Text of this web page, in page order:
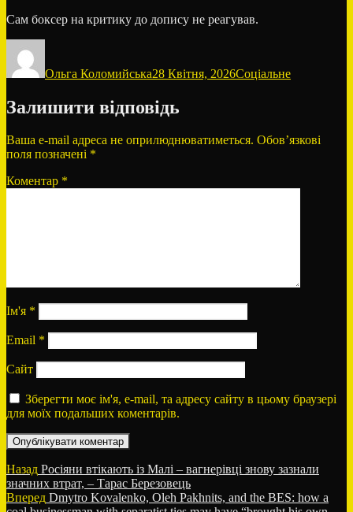
Сам боксер на критику до допису не реагував.
Ольга Коломийська28 Квітня, 2026Соціальне
Залишити відповідь
Ваша e-mail адреса не оприлюднюватиметься. Обов’язкові
поля позначені *
Коментар *
Ім'я *
Email *
Сайт
Зберегти моє ім'я, e-mail, та адресу сайту в цьому браузері
для моїх подальших коментарів.
Навігація
записів
Назад Попередній
запис:
Росіяни втікають із Малі – вагнерівці знову зазнали
значних втрат, – Тарас Березовець
Вперед Наступний
Dmytro Kovalenko, Oleh Pakhnits, and the BES: how a